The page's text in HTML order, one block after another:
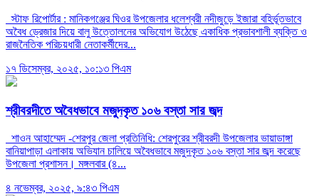
স্টাফ রিপোর্টার : মানিকগঞ্জের ঘিওর উপজেলার ধলেশ্বরী নদীজুড়ে ইজারা বহির্ভূতভাবে
অবৈধ ড্রেজার দিয়ে বালু উত্তোলনের অভিযোগ উঠেছে একাধিক প্রভাবশালী ব্যক্তি ও
রাজনৈতিক পরিচয়ধারী নেতাকর্মীদের...
১৭ ডিসেম্বর, ২০২৫, ১০:১৩ পিএম
শ্রীবরদীতে অবৈধভাবে মজুদকৃত ১০৬ বস্তা সার জব্দ
শাওন আহাম্মেদ -শেরপুর জেলা প্রতিনিধি: শেরপুরের শ্রীবরদী উপজেলার ভায়াডাঙ্গা
বানিয়াপাড়া এলাকায় অভিযান চালিয়ে অবৈধভাবে মজুদকৃত ১০৬ বস্তা সার জব্দ করেছে
উপজেলা প্রশাসন। মঙ্গলবার (৪...
৪ নভেম্বর, ২০২৫, ৯:৪৩ পিএম